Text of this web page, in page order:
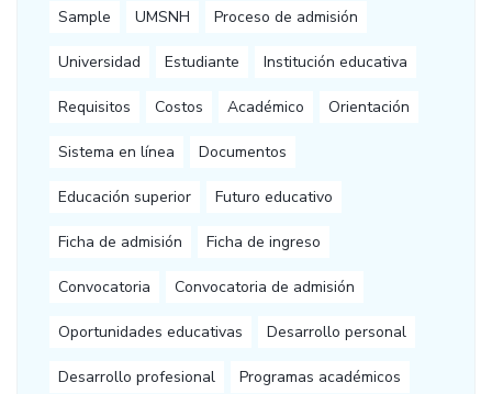
Sample UMSNH Proceso de admisión
Universidad Estudiante Institución educativa
Requisitos Costos Académico Orientación
Sistema en línea Documentos
Educación superior Futuro educativo
Ficha de admisión Ficha de ingreso
Convocatoria Convocatoria de admisión
Oportunidades educativas Desarrollo personal
Desarrollo profesional Programas académicos